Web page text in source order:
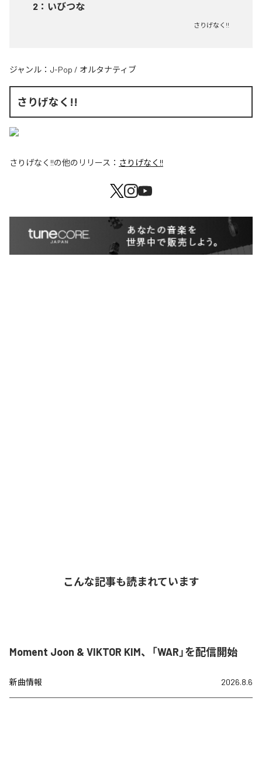
2 ： いびつな
さりげなく!!
ジャンル： J-Pop / オルタナティブ
さりげなく!!
さりげなく!!の他のリリース： さりげなく!!
こんな記事も読まれています
Moment Joon & VIKTOR KIM、「WAR」を配信開始
新曲情報 2026.8.6